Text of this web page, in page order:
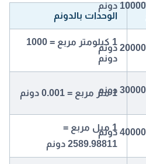
الوحدات بالدونم
1 كيلومتر مربع = 1000
دونم
1 متر مربع = 0.001 دونم
1 ميل مربع =
2589.98811 دونم